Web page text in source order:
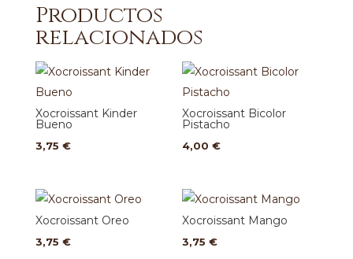
Productos
relacionados
Xocroissant Kinder
Bueno
3,75 €
Xocroissant Bicolor
Pistacho
4,00€
Xocroissant Oreo
3,75 €
Xocroissant Mango
3,75€